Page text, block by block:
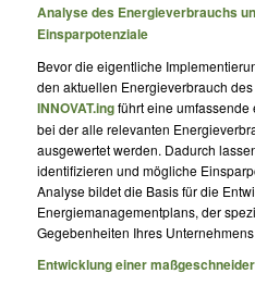
Analyse des Energieverbrauchs
Einsparpotenziale
Bevor die eigentliche
den aktuellen Energieverbrauch
INNOVAT.ingführt eine umfassende
bei der alle relevanten
ausgewertet werden. Dadurch
identifizieren und mögliche
Analyse bildet die Basis für die
Energiemanagementplans, der
Gegebenheiten Ihres
Entwicklung einer